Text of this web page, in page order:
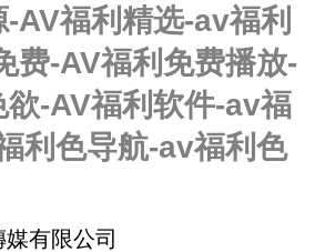
AV福利精选-av福利
费-AV福利免费播放-
-AV福利软件-av福
利色导航-av福利色
有限公司